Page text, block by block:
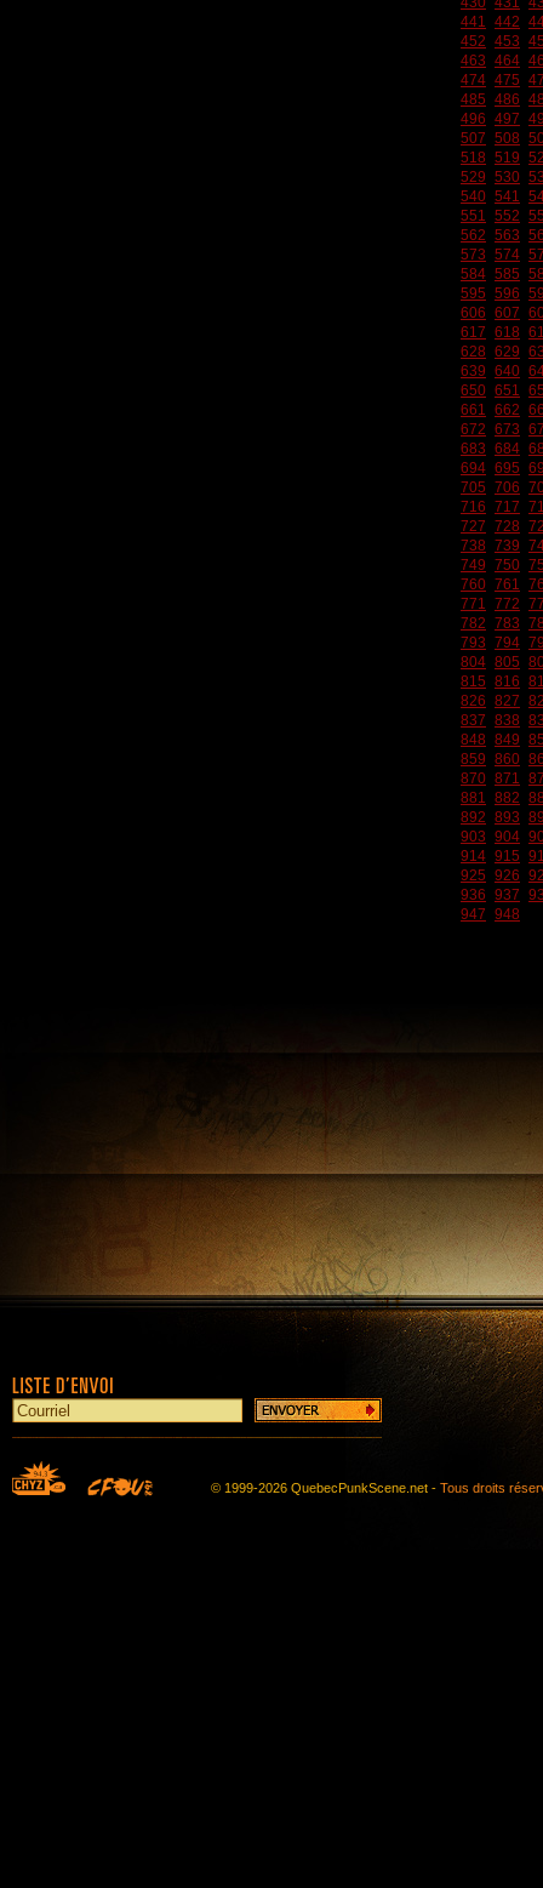
441 442
452 453
463 464
474 475
485 486
496 497
507 508
518 519
529 530
540 541
551 552
562 563
573 574
584 585
595 596
606 607
617 618
628 629
639 640
650 651
661 662
672 673
683 684
694 695
705 706
716 717
727 728
738 739
749 750
760 761
771 772
782 783
793 794
804 805
815 816
826 827
837 838
848 849
859 860
870 871
881 882
892 893
903 904
914 915
925 926
936 937
947 948
© 1999-2026 QuebecPunkScene.net - Tous droits